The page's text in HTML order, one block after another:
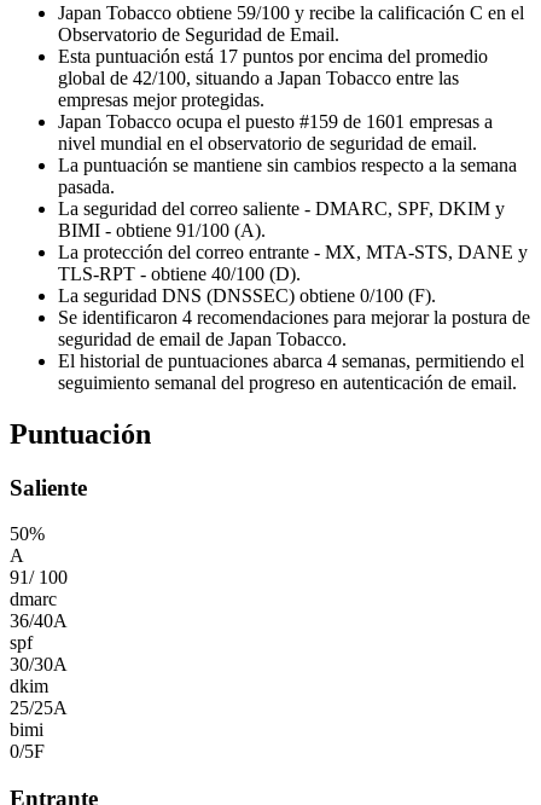
Japan Tobacco obtiene 59/100 y recibe la calificación C en el
Observatorio de Seguridad de Email.
Esta puntuación está 17 puntos por encima del promedio
global de 42/100, situando a Japan Tobacco entre las
empresas mejor protegidas.
Japan Tobacco ocupa el puesto #159 de 1601 empresas a
nivel mundial en el observatorio de seguridad de email.
La puntuación se mantiene sin cambios respecto a la semana
pasada.
La seguridad del correo saliente - DMARC, SPF, DKIM y
BIMI - obtiene 91/100 (A).
La protección del correo entrante - MX, MTA-STS, DANE y
TLS-RPT - obtiene 40/100 (D).
La seguridad DNS (DNSSEC) obtiene 0/100 (F).
Se identificaron 4 recomendaciones para mejorar la postura de
seguridad de email de Japan Tobacco.
El historial de puntuaciones abarca 4 semanas, permitiendo el
seguimiento semanal del progreso en autenticación de email.
Puntuación
Saliente
50%
A
91/ 100
dmarc
36/40A
spf
30/30A
dkim
25/25A
bimi
0/5F
Entrante